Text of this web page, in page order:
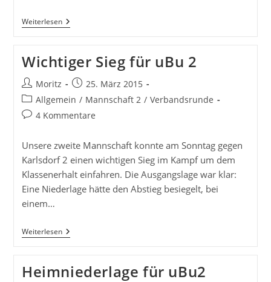
WeiterlesenSC
UBu
Gegen
Durlach
Wichtiger Sieg für uBu 2
Beitrags-
Autor:
Moritz
Beitrag
veröffentlicht:
25. März 2015
Beitrags-
Kategorie:
Allgemein / Mannschaft 2 / Verbandsrunde
Beitrags-
4 Kommentare
Unsere zweite Mannschaft konnte am Sonntag gegen
Karlsdorf 2 einen wichtigen Sieg im Kampf um dem
Klassenerhalt einfahren. Die Ausgangslage war klar:
Eine Niederlage hätte den Abstieg besiegelt, bei
einem…
WeiterlesenWichtiger
Sieg
2
Heimniederlage für uBu2